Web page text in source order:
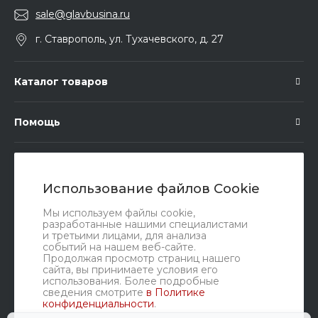
Использование файлов Cookie
Мы используем файлы cookie,
разработанные нашими специалистами
и третьими лицами, для анализа
событий на нашем веб-сайте.
Продолжая просмотр страниц нашего
сайта, вы принимаете условия его
использования. Более подробные
сведения смотрите в Политике
конфиденциальности.
sale@glavbusina.ru
г. Ставрополь, ул. Тухачевского, д. 27
Каталог товаров
Помощь
Мы в соц. сетях